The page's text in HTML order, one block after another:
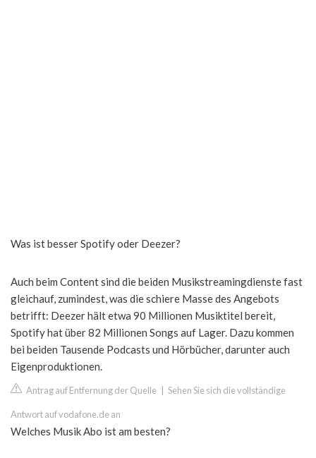
Was ist besser Spotify oder Deezer?
Auch beim Content sind die beiden Musikstreamingdienste fast
gleichauf, zumindest, was die schiere Masse des Angebots
betrifft: Deezer hält etwa 90 Millionen Musiktitel bereit,
Spotify hat über 82 Millionen Songs auf Lager. Dazu kommen
bei beiden Tausende Podcasts und Hörbücher, darunter auch
Eigenproduktionen.
Antrag auf Entfernung der Quelle Sehen Sie sich die vollständige
Antwort auf vodafone.de an
Welches Musik Abo ist am besten?